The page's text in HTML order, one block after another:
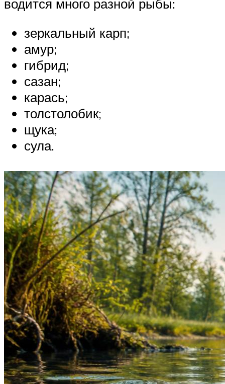
водится много разной рыбы:
зеркальный карп;
амур;
гибрид;
сазан;
карась;
толстолобик;
щука;
сула.